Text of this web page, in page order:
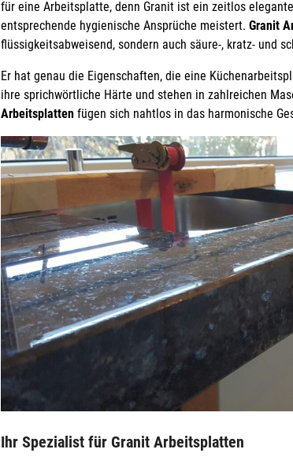
für eine Arbeitsplatte, denn Granit ist ein zeitlos
entsprechende hygienische Ansprüche meistert. Granit
flüssigkeitsabweisend, sondern auch säure-, kratz- und
Er hat genau die Eigenschaften, die eine
ihre sprichwörtliche Härte und stehen in zahlreichen
Arbeitsplatten fügen sich nahtlos in das harmonische
Ihr Spezialist für Granit Arbeitsplatten